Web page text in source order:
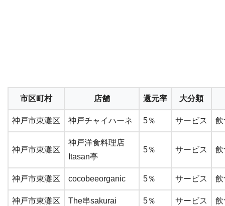
市区町村 店舗 還元率 大分類
神戸市東灘区 神戸チャイハーネ 5％ サービス 飲
神戸市東灘区
神戸洋食料理店
Itasan亭
5％ サービス 飲
神戸市東灘区 cocobeeorganic 5％ サービス 飲
神戸市東灘区 The串sakurai 5％ サービス 飲